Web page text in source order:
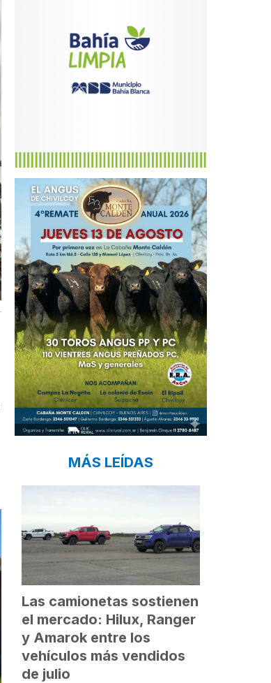
MÁS LEÍDAS
Las camionetas sostienen
el mercado: Hilux, Ranger
y Amarok entre los
vehículos más vendidos
de julio